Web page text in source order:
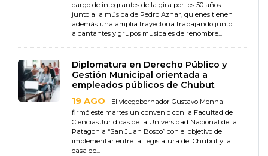
cargo de integrantes de la gira por los 50 años
junto a la música de Pedro Aznar, quienes tienen
además una amplia trayectoria trabajando junto
a cantantes y grupos musicales de renombre...
Diplomatura en Derecho Público y
Gestión Municipal orientada a
empleados públicos de Chubut
19 AGO - El vicegobernador Gustavo Menna
firmó este martes un convenio con la Facultad de
Ciencias Jurídicas de la Universidad Nacional de la
Patagonia “San Juan Bosco” con el objetivo de
implementar entre la Legislatura del Chubut y la
casa de...